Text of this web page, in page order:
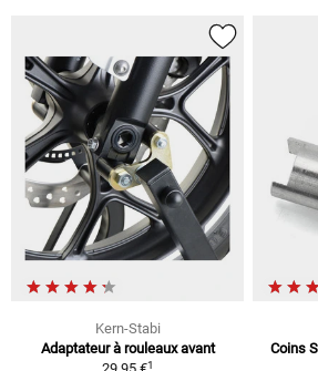
Kern-Stabi
Adaptateur à rouleaux avant
1
Coins